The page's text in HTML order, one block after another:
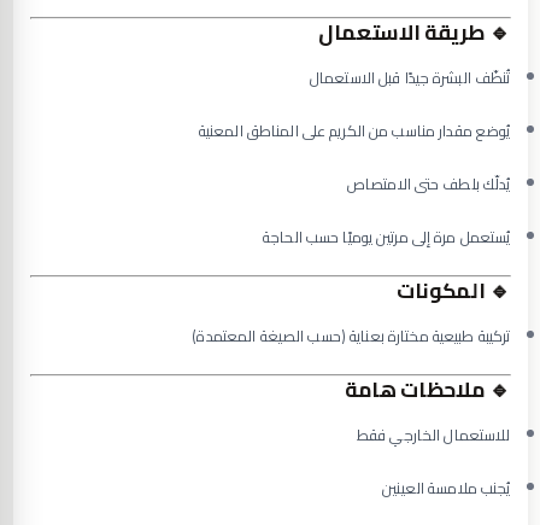
🔹طريقة الاستعمال
تُنظّف البشرة جيدًا قبل الاستعمال
يُوضع مقدار مناسب من الكريم على المناطق المعنية
يُدلّك بلطف حتى الامتصاص
يُستعمل مرة إلى مرتين يوميًا حسب الحاجة
🔹المكونات
تركيبة طبيعية مختارة بعناية (حسب الصيغة المعتمدة)
🔹ملاحظات هامة
للاستعمال الخارجي فقط
يُجنب ملامسة العينين